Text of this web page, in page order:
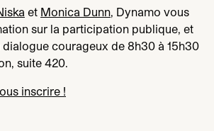
et Monica Dunn, Dynamo vous
sur la participation publique, et
courageux de 8h30 à 15h30
suite 420.
inscrire !